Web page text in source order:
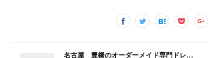
名古屋 豊橋のオーダーメイド専門ドレスデザイナー KUMI OHARA